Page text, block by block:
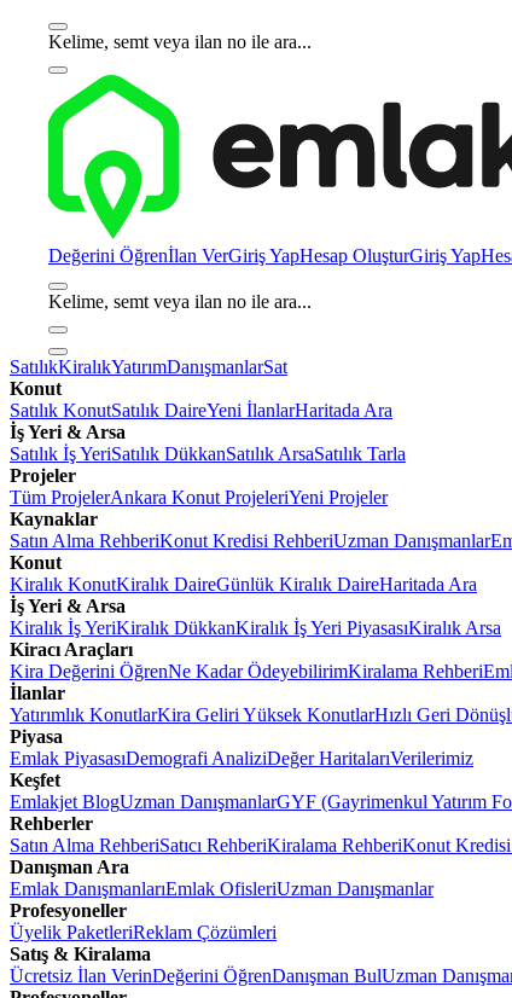
Kelime, semt veya ilan no ile ara...
Değerini Öğrenİlan VerGiriş YapHesap OluşturGiriş Yap
Kelime, semt veya ilan no ile ara...
SatılıkKiralıkYatırımDanışmanlarSat
Konut
Satılık KonutSatılık DaireYeni İlanlarHaritada Ara
İş Yeri & Arsa
Satılık İş YeriSatılık DükkanSatılık ArsaSatılık Tarla
Projeler
Tüm ProjelerAnkara Konut ProjeleriYeni Projeler
Kaynaklar
Satın Alma RehberiKonut Kredisi RehberiUzman Danışmanlar
Konut
Kiralık KonutKiralık DaireGünlük Kiralık DaireHaritada Ara
İş Yeri & Arsa
Kiralık İş YeriKiralık DükkanKiralık İş Yeri PiyasasıKiralık Arsa
Kiracı Araçları
Kira Değerini ÖğrenNe Kadar ÖdeyebilirimKiralama Rehberi
İlanlar
Yatırımlık KonutlarKira Geliri Yüksek KonutlarHızlı Geri
Piyasa
Emlak PiyasasıDemografi AnaliziDeğer HaritalarıVerilerimiz
Keşfet
Emlakjet BlogUzman DanışmanlarGYF (Gayrimenkul Yatırım
Rehberler
Satın Alma RehberiSatıcı RehberiKiralama RehberiKonut
Danışman Ara
Emlak DanışmanlarıEmlak OfisleriUzman Danışmanlar
Profesyoneller
Üyelik PaketleriReklam Çözümleri
Satış & Kiralama
Ücretsiz İlan VerinDeğerini ÖğrenDanışman BulUzman